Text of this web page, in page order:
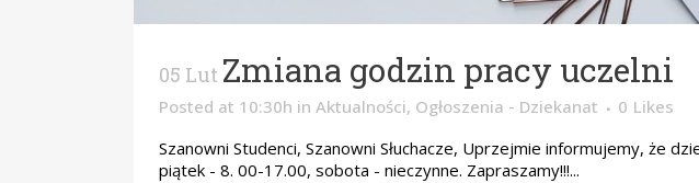
05 Lut Zmiana godzin pracy uczelni
Posted at 10:30h in Aktualności, Ogłoszenia - Dziekanat 0 Likes
Szanowni Studenci, Szanowni Słuchacze, Uprzejmie informujemy, że
piątek - 8. 00-17.00, sobota - nieczynne. Zapraszamy!!!...